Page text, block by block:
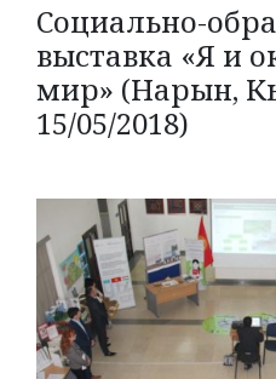
Социально-
выставка «Я и
мир» (Нарын,
15/05/2018)